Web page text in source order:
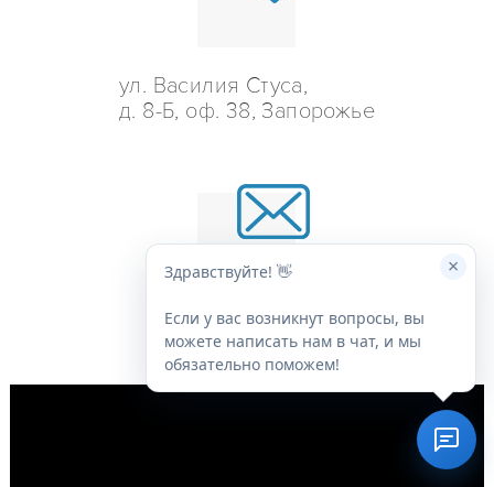
Здравствуйте! 👋
Если у вас возникнут вопросы, вы
можете написать нам в чат, и мы
обязательно поможем!
×
ул. Василия Стуса,
д. 8-Б, оф. 38, Запорожье
info@euroml.com.ua